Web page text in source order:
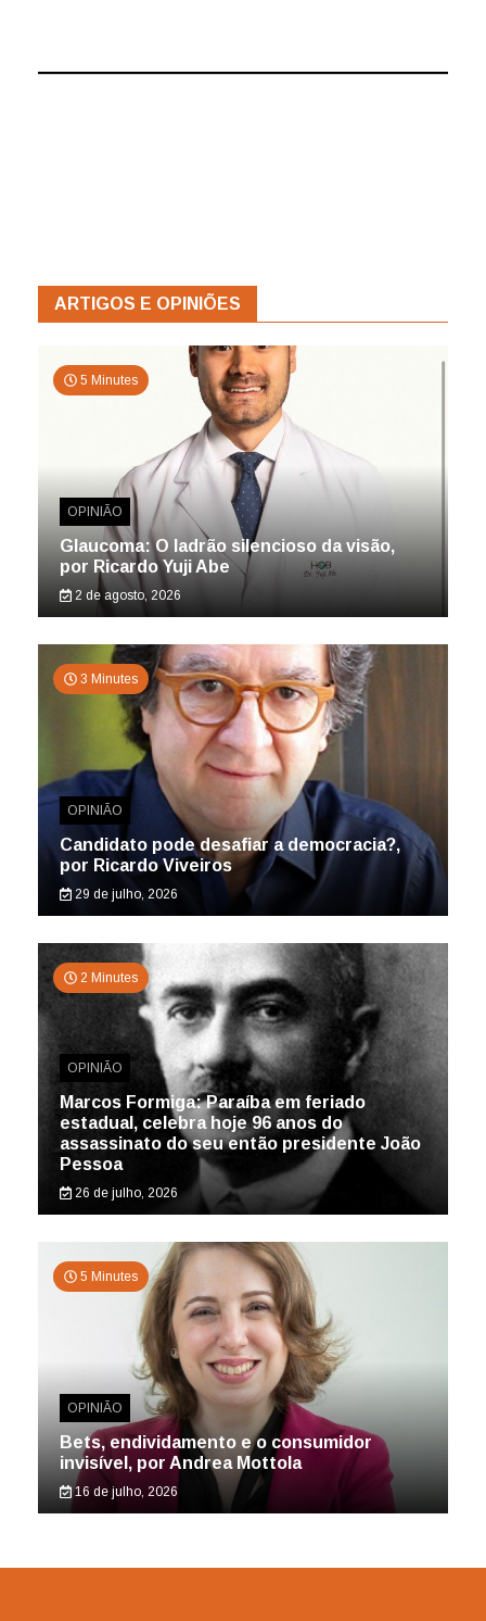
ARTIGOS E OPINIÕES
5 Minutes
OPINIÃO
Glaucoma: O ladrão silencioso da visão,
por Ricardo Yuji Abe
2 de agosto, 2026
3 Minutes
OPINIÃO
Candidato pode desafiar a democracia?,
por Ricardo Viveiros
29 de julho, 2026
2 Minutes
OPINIÃO
Marcos Formiga: Paraíba em feriado
estadual, celebra hoje 96 anos do
assassinato do seu então presidente João
Pessoa
26 de julho, 2026
5 Minutes
OPINIÃO
Bets, endividamento e o consumidor
invisível, por Andrea Mottola
16 de julho, 2026